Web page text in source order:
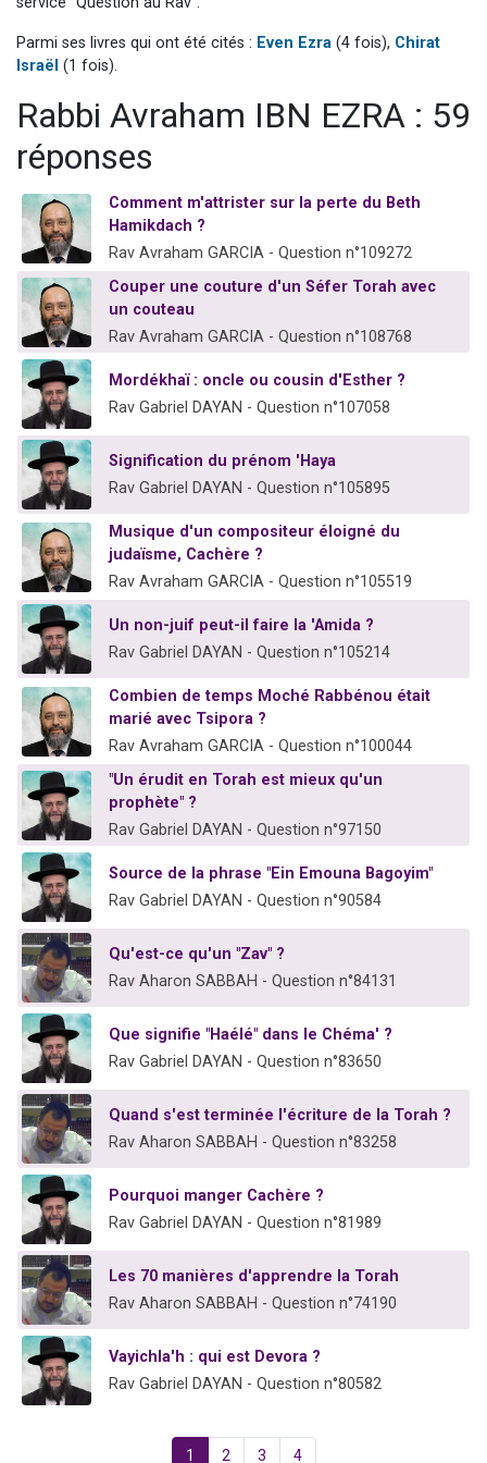
2 nouvelles musiques dans Torah-Box Music
8 personnes viennent de faire un don pour Tsédaka : pauvres d'Israel
Parmi ses livres qui ont été cités : Even Ezra (4 fois), Chirat
Israël (1 fois).
Rabbi Avraham IBN EZRA : 59
réponses
Comment m'attrister sur la perte du Beth
Hamikdach ?
Rav Avraham GARCIA - Question n°109272
Couper une couture d'un Séfer Torah avec
un couteau
Rav Avraham GARCIA - Question n°108768
Mordékhaï : oncle ou cousin d'Esther ?
Rav Gabriel DAYAN - Question n°107058
Signification du prénom 'Haya
Rav Gabriel DAYAN - Question n°105895
Musique d'un compositeur éloigné du
judaïsme, Cachère ?
Rav Avraham GARCIA - Question n°105519
Un non-juif peut-il faire la 'Amida ?
Rav Gabriel DAYAN - Question n°105214
Combien de temps Moché Rabbénou était
marié avec Tsipora ?
Rav Avraham GARCIA - Question n°100044
"Un érudit en Torah est mieux qu'un
prophète" ?
Rav Gabriel DAYAN - Question n°97150
Source de la phrase "Ein Emouna Bagoyim"
Rav Gabriel DAYAN - Question n°90584
Qu'est-ce qu'un "Zav" ?
Rav Aharon SABBAH - Question n°84131
Que signifie "Haélé" dans le Chéma' ?
Rav Gabriel DAYAN - Question n°83650
Quand s'est terminée l'écriture de la Torah ?
Rav Aharon SABBAH - Question n°83258
Pourquoi manger Cachère ?
Rav Gabriel DAYAN - Question n°81989
Les 70 manières d'apprendre la Torah
Rav Aharon SABBAH - Question n°74190
Vayichla'h : qui est Devora ?
Rav Gabriel DAYAN - Question n°80582
1 2 3 4